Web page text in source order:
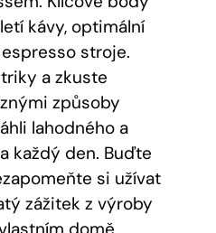
kávy, optimální
stroje.
a zkuste
způsoby
lahodného a
každý den. Buďte
si užívat
zážitek z výroby